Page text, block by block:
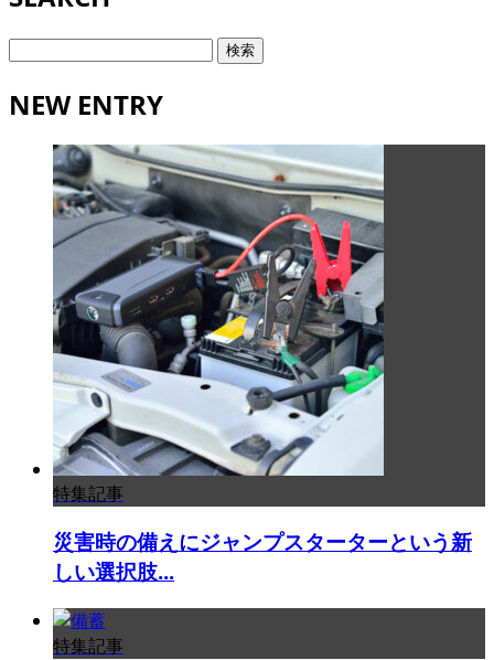
検
NEW ENTRY
特集記事
災害時の備えにジャンプスターターという新
しい選択肢...
特集記事